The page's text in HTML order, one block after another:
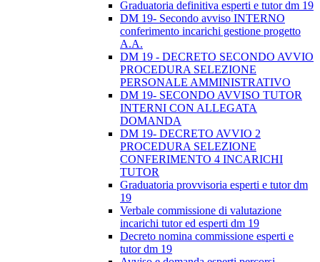
Graduatoria definitiva esperti e tutor dm 19
DM 19- Secondo avviso INTERNO
conferimento incarichi gestione progetto
A.A.
DM 19 - DECRETO SECONDO AVVIO
PROCEDURA SELEZIONE
PERSONALE AMMINISTRATIVO
DM 19- SECONDO AVVISO TUTOR
INTERNI CON ALLEGATA
DOMANDA
DM 19- DECRETO AVVIO 2
PROCEDURA SELEZIONE
CONFERIMENTO 4 INCARICHI
TUTOR
Graduatoria provvisoria esperti e tutor dm
19
Verbale commissione di valutazione
incarichi tutor ed esperti dm 19
Decreto nomina commissione esperti e
tutor dm 19